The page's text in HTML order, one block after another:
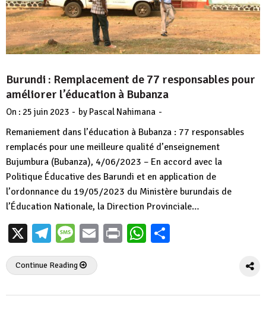
Burundi : Remplacement de 77 responsables pour
améliorer l’éducation à Bubanza
On : 25 juin 2023 - by Pascal Nahimana -
Remaniement dans l’éducation à Bubanza : 77 responsables
remplacés pour une meilleure qualité d’enseignement
Bujumbura (Bubanza), 4/06/2023 – En accord avec la
Politique Éducative des Barundi et en application de
l’ordonnance du 19/05/2023 du Ministère burundais de
l’Éducation Nationale, la Direction Provinciale…
X Telegram
Message
EmailPrintWhatsApp
Continue Reading